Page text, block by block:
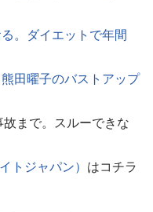
。ダイエットで年間
田曜子のバストアップ
まで。スルーできな
トジャパン） はコチラ